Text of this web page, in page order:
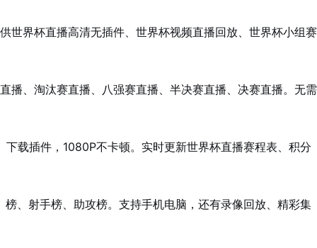
供世界杯直播高清无插件、世界杯视频直播回放、世界杯小组赛
直播、淘汰赛直播、八强赛直播、半决赛直播、决赛直播。无需
下载插件，1080P不卡顿。实时更新世界杯直播赛程表、积分
榜、射手榜、助攻榜。支持手机电脑，还有录像回放、精彩集